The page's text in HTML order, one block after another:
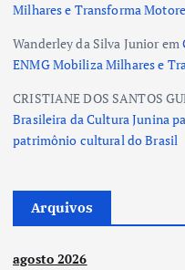
Milhares e Transforma
Wanderley da Silva Juniorem
ENMG Mobiliza Milhares e
CRISTIANE DOS SANTOS
Brasileira da Cultura Junina
patrimônio cultural do Brasil
Arquivos
agosto 2026